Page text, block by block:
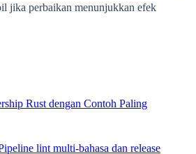
jika perbaikan menunjukkan efek
Rust dengan Contoh Paling
lint multi-bahasa dan release